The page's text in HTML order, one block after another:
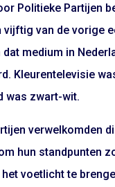
Politieke Partijen
vijftig van de vorige
medium in
Kleurentelevisie
was zwart-wit.
verwelkomden
hun standpunten
voetlicht te